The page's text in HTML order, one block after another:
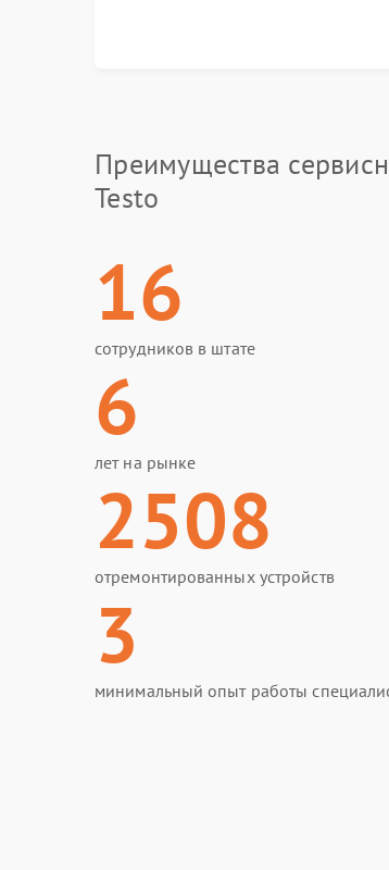
Преимущества
Testo
16
сотрудников в штате
6
лет на рынке
2508
отремонтированных устройств
3
минимальный опыт работы